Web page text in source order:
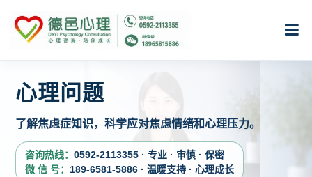
心理问题
了解焦虑症知识，科学应对焦虑情绪和心理压力。
咨询热线： 0592-2113355 · 专业 · 审慎 · 保密
微 信 号： 189-6581-5886 · 温暖支持 · 心理成长